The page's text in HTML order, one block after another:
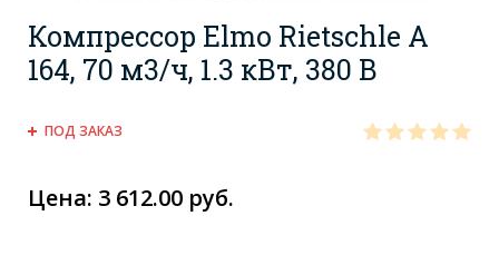
Компрессор Elmo Rietschle А
164, 70 м3/ч, 1.3 кВт, 380 В
ПОД ЗАКАЗ
Цена: 3 612.00 руб.